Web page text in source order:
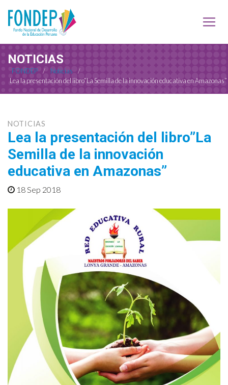
NOTICIAS
FONDEP / Noticias
/
Lea la presentación del libro”La Semilla de la innovación educativa en Amazonas”
NOTICIAS
Lea la presentación del libro”La
Semilla de la innovación
educativa en Amazonas”
18 Sep 2018